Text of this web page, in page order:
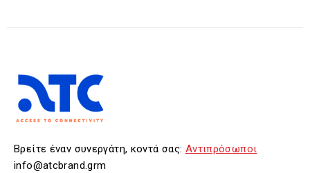
Βρείτε έναν συνεργάτη, κοντά σας: Αντιπρόσωποι
info@atcbrand.grm